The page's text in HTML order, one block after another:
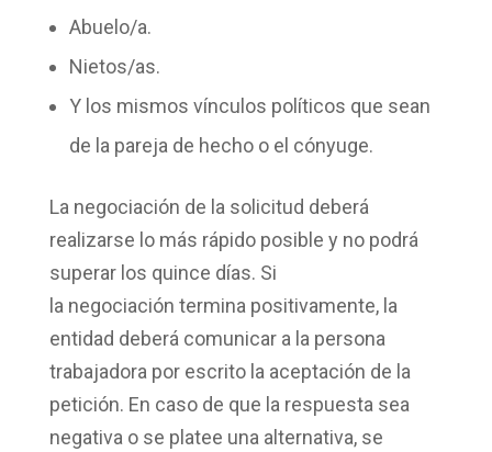
Abuelo/a.
Nietos/as.
Y los mismos vínculos políticos que sean
de la pareja de hecho o el cónyuge.
La negociación de la solicitud deberá
realizarse lo más rápido posible y no podrá
superar los quince días. Si
la negociación termina positivamente, la
entidad deberá comunicar a la persona
trabajadora por escrito la aceptación de la
petición. En caso de que la respuesta sea
negativa o se platee una alternativa, se